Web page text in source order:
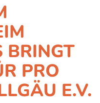
BRINGT
PRO
E.V.